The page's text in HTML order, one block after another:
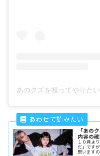
あのクズを殴ってやりた
「あの
内容の確
１０月よ
だ」です
思います